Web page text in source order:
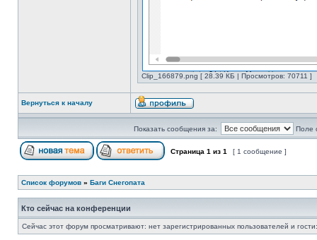
Clip_166879.png [ 28.39 КБ | Просмотров: 70711 ]
Вернуться к началу
Показать сообщения за: Поле
Страница 1 из 1 [ 1 сообщение ]
Список форумов » Баги Снегопата
Кто сейчас на конференции
Сейчас этот форум просматривают: нет зарегистрированных пользователей и